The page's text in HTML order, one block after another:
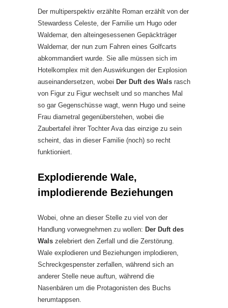
Der multiperspektiv erzählte Roman erzählt von der
Stewardess Celeste, der Familie um Hugo oder
Waldemar, den alteingesessenen Gepäckträger
Waldemar, der nun zum Fahren eines Golfcarts
abkommandiert wurde. Sie alle müssen sich im
Hotelkomplex mit den Auswirkungen der Explosion
auseinandersetzen, wobei Der Duft des Wals rasch
von Figur zu Figur wechselt und so manches Mal
so gar Gegenschüsse wagt, wenn Hugo und seine
Frau diametral gegenüberstehen, wobei die
Zaubertafel ihrer Tochter Ava das einzige zu sein
scheint, das in dieser Familie (noch) so recht
funktioniert.
Explodierende Wale,
implodierende Beziehungen
Wobei, ohne an dieser Stelle zu viel von der
Handlung vorwegnehmen zu wollen: Der Duft des
Wals zelebriert den Zerfall und die Zerstörung.
Wale explodieren und Beziehungen implodieren,
Schreckgespenster zerfallen, während sich an
anderer Stelle neue auftun, während die
Nasenbären um die Protagonisten des Buchs
herumtappsen.